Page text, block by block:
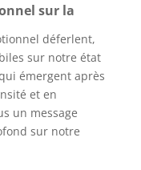
sur la
déferlent,
sur notre état
émergent après
et en
un message
sur notre